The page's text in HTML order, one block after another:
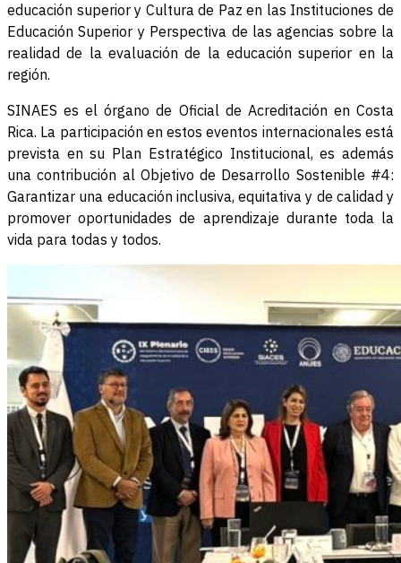
educación superior y Cultura de Paz en las Instituciones de
Educación Superior y Perspectiva de las agencias sobre la
realidad de la evaluación de la educación superior en la
región.
SINAES es el órgano de Oficial de Acreditación en Costa
Rica. La participación en estos eventos internacionales está
prevista en su Plan Estratégico Institucional, es además
una contribución al Objetivo de Desarrollo Sostenible #4:
Garantizar una educación inclusiva, equitativa y de calidad y
promover oportunidades de aprendizaje durante toda la
vida para todas y todos.